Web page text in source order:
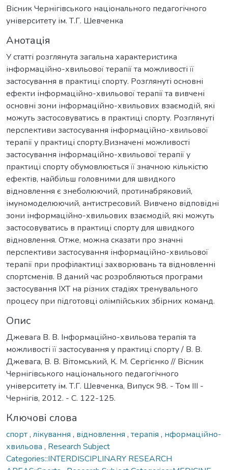
Вісник Чернігівського національного педагогічного
університету ім. Т.Г. Шевченка
Анотація
У статті розглянута загальна характеристика
інформаційно-хвильової терапії та можливості її
застосування в практиці спорту. Розглянуті основні
ефекти інформаційно-хвильової терапії та вивчені
основні зони інформаційно-хвильових взаємодій, які
можуть застосовуватись в практиці спорту. Розглянуті
перспективи застосування інформаційно-хвильової
терапії у практиці спорту.Визначені можливості
застосування інформаційно-хвильової терапії у
практиці спорту обумовлюється її значною кількістю
ефектів, найбільш головними для швидкого
відновлення є знеболюючий, протинабряковий,
імуномоделюючий, антистресовий. Вивчено відповідні
зони інформаційно-хвильових взаємодій, які можуть
застосовуватись в практиці спорту для швидкого
відновлення. Отже, можна сказати про значні
перспективи застосування інформаційно-хвильової
терапії при профілактиці захворювань та відновленні
спортсменів. В даний час розробляються програми
застосування ІХТ на різних стадіях тренувального
процесу при підготовці олімпійських збірних команд.
Опис
Джевага В. В. Інформаційно-хвильова терапія та
можливості її застосування у практиці спорту / В. В.
Джевага, В. В. Вітомський, К. М. Сергієнко // Вісник
Чернігівського національного педагогічного
університету ім. Т.Г. Шевченка, Випуск 98. - Том ІІІ -
Чернігів, 2012. - С. 122-125.
Ключові слова
спорт, лікування , відновлення , терапія , нформаційно-
хвильова , Research Subject
Categories::INTERDISCIPLINARY RESEARCH